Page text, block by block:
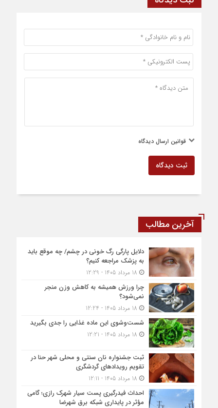
قوانین ارسال دیدگاه
ثبت دیدگاه
آخرین مطالب
دلایل پارگی رگ خونی در چشم/ چه موقع باید
به پزشک مراجعه کنیم؟
چرا ورزش همیشه به کاهش وزن منجر
نمی‌شود؟
شست‌وشوی این ماده غذایی را جدی بگیرید
ثبت جشنواره نان سنتی و محلی شهر حنا در
تقویم رویداد‌های گردشگری
احداث فیدرگیری پست سیار شهرک رازی؛ گامی
مؤثر در پایداری شبکه برق شهرضا